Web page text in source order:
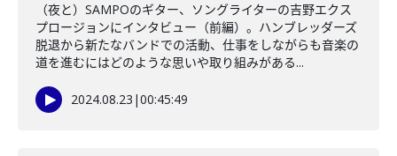
（夜と）SAMPOのギター、ソングライターの吉野エクス
プロージョンにインタビュー（前編）。ハンブレッダーズ
脱退から新たなバンドでの活動、仕事をしながらも音楽の
道を進むにはどのような思いや取り組みがある...
2024.08.23 |00:45:49